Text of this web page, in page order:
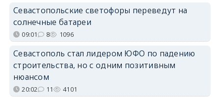
Севастопольские светофоры переведут на
солнечные батареи
09:01 8 1096
Севастополь стал лидером ЮФО по падению
строительства, но с одним позитивным
нюансом
20:02 11 4101